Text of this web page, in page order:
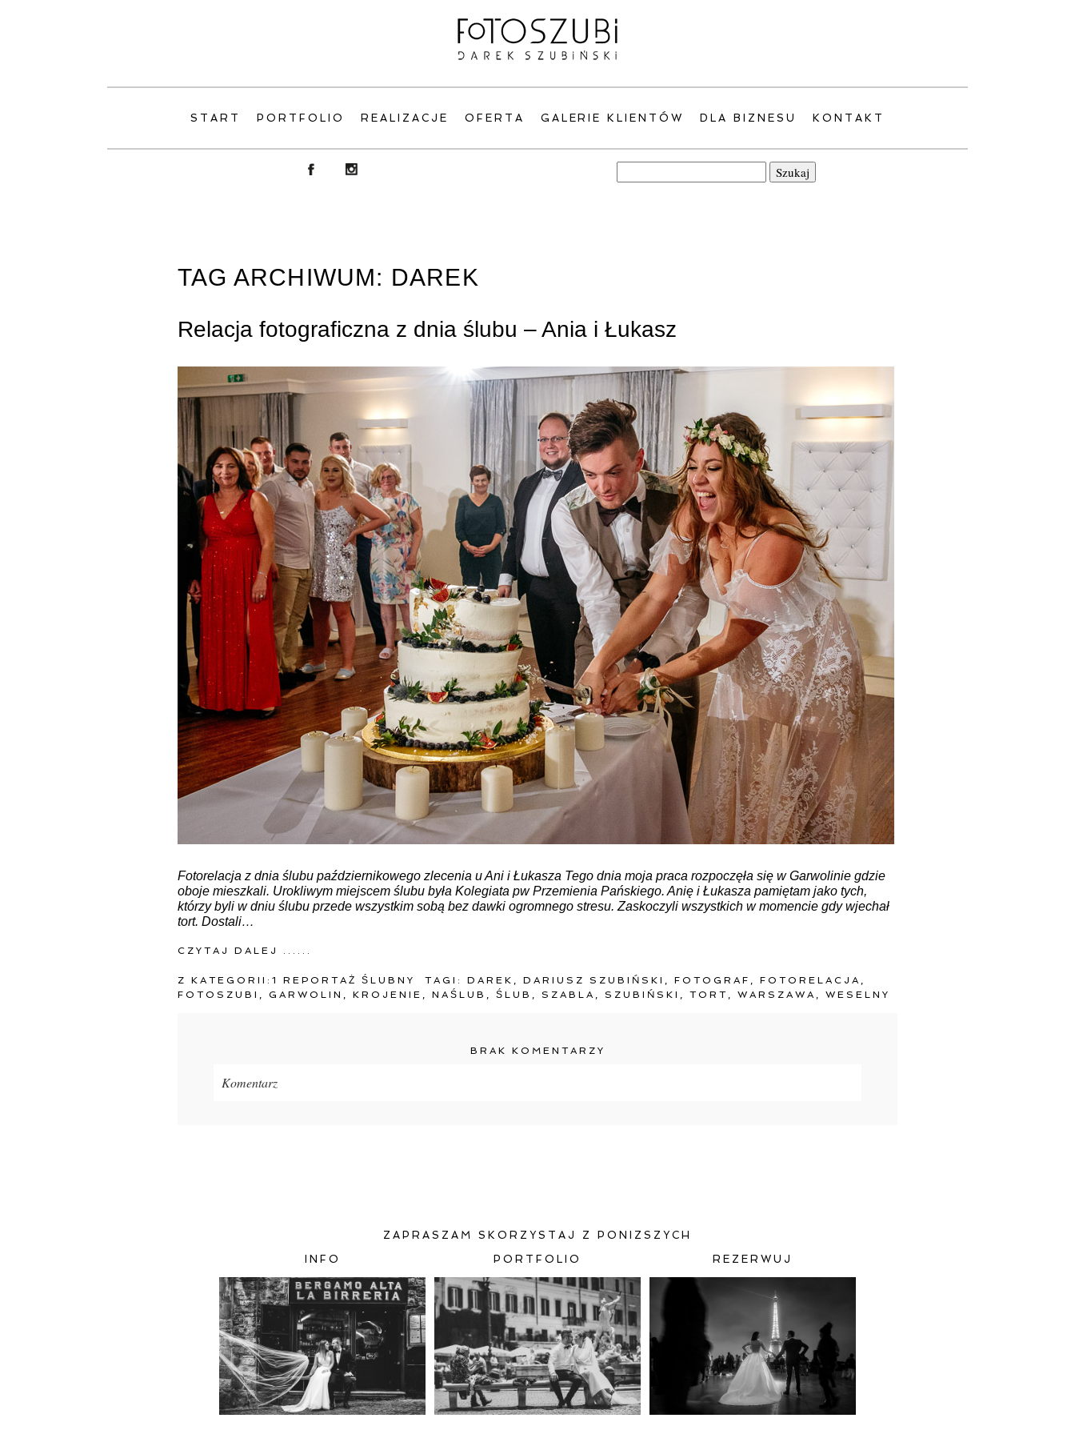
START PORTFOLIO REALIZACJE OFERTA GALERIE KLIENTÓW DLA BIZNESU KONTAKT
Szukaj:
TAG ARCHIWUM: DAREK
Relacja fotograficzna z dnia ślubu – Ania i Łukasz
Fotorelacja z dnia ślubu październikowego zlecenia u Ani i Łukasza Tego dnia moja praca rozpoczęła się w Garwolinie gdzie
oboje mieszkali. Urokliwym miejscem ślubu była Kolegiata pw Przemienia Pańskiego. Anię i Łukasza pamiętam jako tych,
którzy byli w dniu ślubu przede wszystkim sobą bez dawki ogromnego stresu. Zaskoczyli wszystkich w momencie gdy wjechał
tort. Dostali…
CZYTAJ DALEJ ......
Z KATEGORII: 1 REPORTAŻ ŚLUBNY TAGI: DAREK , DARIUSZ SZUBIŃSKI , FOTOGRAF , FOTORELACJA ,
FOTOSZUBI , GARWOLIN , KROJENIE , NAŚLUB , ŚLUB , SZABLA , SZUBIŃSKI , TORT , WARSZAWA , WESELNY
BRAK KOMENTARZY
Komentarz
ZAPRASZAM SKORZYSTAJ Z PONIZSZYCH
INFO
PORTFOLIO REZERWUJ